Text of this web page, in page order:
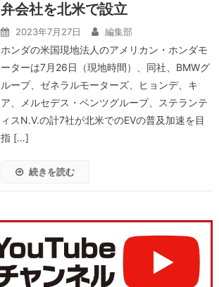
弁会社を北米で設立
2023年7月27日 編集部
ホンダの米国現地法人のアメリカン・ホンダモ
ーターは7月26日（現地時間）、同社、BMWグ
ループ、ゼネラルモーターズ、ヒョンデ、キ
ア、メルセデス・ベンツグループ、ステランテ
ィスN.V.の計7社が北米でのEVの普及加速を目
指 […]
続きを読む